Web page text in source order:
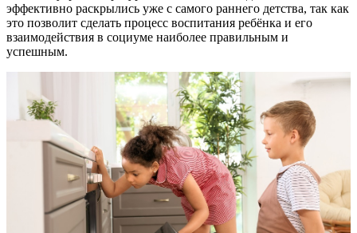
эффективно раскрылись уже с самого раннего детства, так как
это позволит сделать процесс воспитания ребёнка и его
взаимодействия в социуме наиболее правильным и
успешным.